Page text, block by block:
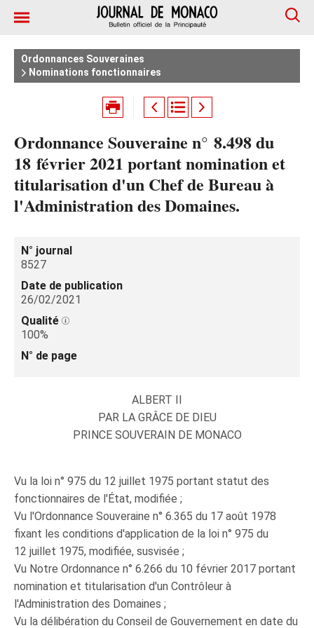
Ordonnances Souveraines
Nominations fonctionnaires
Ordonnance Souveraine n° 8.498 du
18 février 2021 portant nomination et
titularisation d'un Chef de Bureau à
l'Administration des Domaines.
N° journal
8527
Date de publication
26/02/2021
Qualité
100%
N° de page
ALBERT II
PAR LA GRÂCE DE DIEU
PRINCE SOUVERAIN DE MONACO
Vu la loi n° 975 du 12 juillet 1975 portant statut des
fonctionnaires de l'État, modifiée ;
Vu l'Ordonnance Souveraine n° 6.365 du 17 août 1978
fixant les conditions d'application de la loi n° 975 du
12 juillet 1975, modifiée, susvisée ;
Vu Notre Ordonnance n° 6.266 du 10 février 2017 portant
nomination et titularisation d'un Contrôleur à
l'Administration des Domaines ;
Vu la délibération du Conseil de Gouvernement en date du